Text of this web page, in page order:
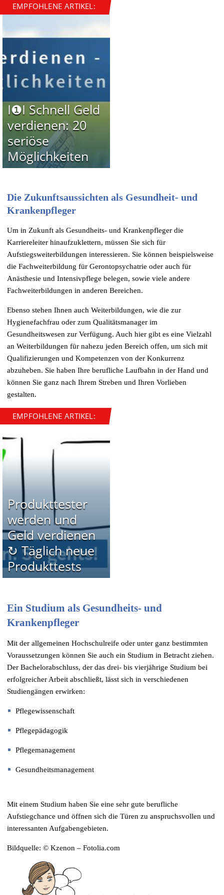
EMPFOHLENE ARTIKEL:
I❶I Schnell Geld
verdienen: 20
seriöse
Möglichkeiten
Die Zukunftsaussichten als Gesundheit- und
Krankenpfleger
Um in Zukunft als Gesundheits- und Krankenpfleger die
Karriereleiter hinaufzuklettern, müssen Sie sich für
Aufstiegsweiterbildungen interessieren. Sie können beispielsweise
die Fachweiterbildung für Gerontopsychatrie oder auch für
Anästhesie und Intensivpflege belegen, sowie viele andere
Fachweiterbildungen in anderen Bereichen.
Ebenso stehen Ihnen auch Weiterbildungen, wie die zur
Hygienefachfrau oder zum Qualitätsmanager im
Gesundheitswesen zur Verfügung. Auch hier gibt es eine Vielzahl
an Weiterbildungen für nahezu jeden Bereich offen, um sich mit
Qualifizierungen und Kompetenzen von der Konkurrenz
abzuheben. Sie haben Ihre berufliche Laufbahn in der Hand und
können Sie ganz nach Ihrem Streben und Ihren Vorlieben
gestalten.
EMPFOHLENE ARTIKEL:
Produkttester
werden und
Geld verdienen
↻ Täglich neue
Produkttests
Ein Studium als Gesundheits- und
Krankenpfleger
Mit der allgemeinen Hochschulreife oder unter ganz bestimmten
Voraussetzungen können Sie auch ein Studium in Betracht ziehen.
Der Bachelorabschluss, der das drei- bis vierjährige Studium bei
erfolgreicher Arbeit abschließt, lässt sich in verschiedenen
Studiengängen erwirken:
Pflegewissenschaft
Pflegepädagogik
Pflegemanagement
Gesundheitsmanagement
Mit einem Studium haben Sie eine sehr gute berufliche
Aufstiegchance und öffnen sich die Türen zu anspruchsvollen und
interessanten Aufgabengebieten.
Bildquelle: © Kzenon – Fotolia.com